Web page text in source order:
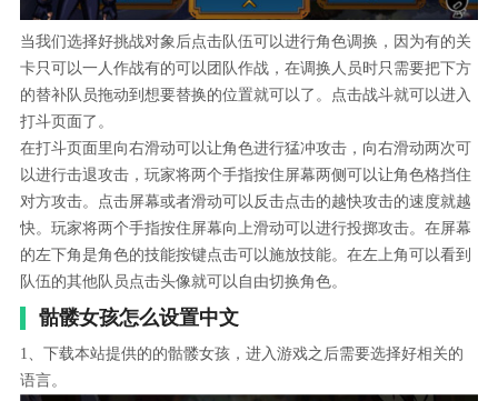
当我们选择好挑战对象后点击队伍可以进行角色调换，因为有的关
卡只可以一人作战有的可以团队作战，在调换人员时只需要把下方
的替补队员拖动到想要替换的位置就可以了。点击战斗就可以进入
打斗页面了。
在打斗页面里向右滑动可以让角色进行猛冲攻击，向右滑动两次可
以进行击退攻击，玩家将两个手指按住屏幕两侧可以让角色格挡住
对方攻击。点击屏幕或者滑动可以反击点击的越快攻击的速度就越
快。玩家将两个手指按住屏幕向上滑动可以进行投掷攻击。在屏幕
的左下角是角色的技能按键点击可以施放技能。在左上角可以看到
队伍的其他队员点击头像就可以自由切换角色。
骷髅女孩怎么设置中文
1、下载本站提供的的骷髅女孩，进入游戏之后需要选择好相关的
语言。